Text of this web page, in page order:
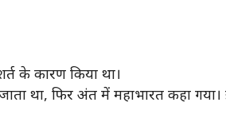
के कारण किया था।
था, फिर अंत में महाभारत कहा